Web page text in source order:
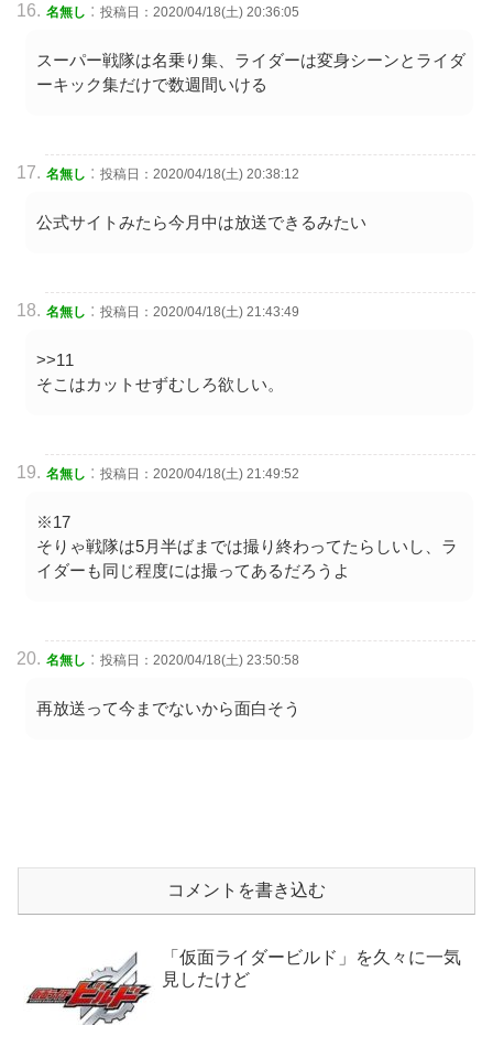
名無し : 投稿日：2020/04/18(土) 20:36:05
スーパー戦隊は名乗り集、ライダーは変身シーンとライダ
ーキック集だけで数週間いける
名無し : 投稿日：2020/04/18(土) 20:38:12
公式サイトみたら今月中は放送できるみたい
名無し : 投稿日：2020/04/18(土) 21:43:49
>>11
そこはカットせずむしろ欲しい。
名無し : 投稿日：2020/04/18(土) 21:49:52
※17
そりゃ戦隊は5月半ばまでは撮り終わってたらしいし、ラ
イダーも同じ程度には撮ってあるだろうよ
名無し : 投稿日：2020/04/18(土) 23:50:58
再放送って今までないから面白そう
コメントを書き込む
「仮面ライダービルド」を久々に一気
見したけど